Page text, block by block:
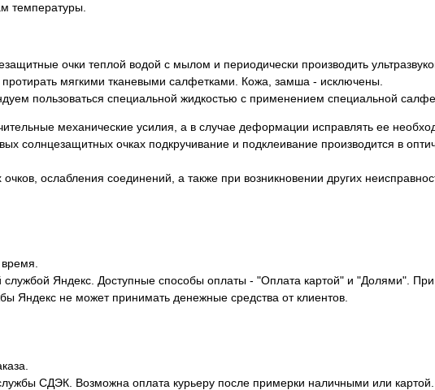
температуры.
очки теплой водой с мылом и периодически производить
мягкими тканевыми салфетками. Кожа, замша - исключены.
пользоваться специальной жидкостью с применением специальной
механические усилия, а в случае деформации исправлять ее
солнцезащитных очках подкручивание и подклеивание производится в
ослабления соединений, а также при возникновении других
службой Яндекс. Доступные способы оплаты - "Оплата картой" и "Долями".
Яндекс не может принимать денежные средства от клиентов.
СДЭК. Возможна оплата курьеру после примерки наличными или